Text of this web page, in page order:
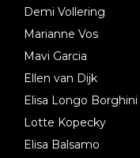
Demi Vollering
Marianne Vos
Mavi Garcia
Ellen van Dijk
Elisa Longo Borghini
Lotte Kopecky
Elisa Balsamo